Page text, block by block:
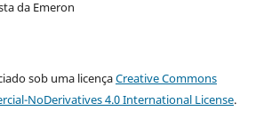
da Emeron
sob uma licençaCreative Commons
NoDerivatives 4.0 International License.